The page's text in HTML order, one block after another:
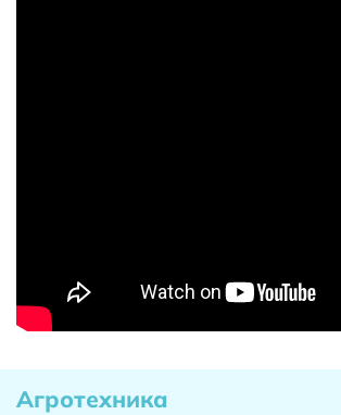
Агротехника